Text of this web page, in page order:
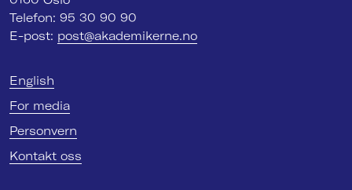
Telefon: 95 30 90 90
E-post: post@akademikerne.no
English
For media
Personvern
Kontakt oss